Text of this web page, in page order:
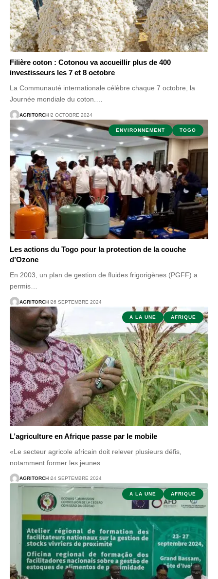
Filière coton : Cotonou va accueillir plus de 400
investisseurs les 7 et 8 octobre
La Communauté internationale célèbre chaque 7 octobre, la
Journée mondiale du coton.…
AGRITORCH 2 OCTOBRE 2024
ENVIRONNEMENT TOGO
Les actions du Togo pour la protection de la couche
d’Ozone
En 2003, un plan de gestion de fluides frigorigènes (PGFF) a
permis
AGRITORCH 26 SEPTEMBRE 2024
A LA UNE AFRIQUE
L’agriculture en Afrique passe par le mobile
«Le secteur agricole africain doit relever plusieurs défis,
notamment former les jeunes
AGRITORCH 24 SEPTEMBRE 2024
A LA UNE AFRIQUE